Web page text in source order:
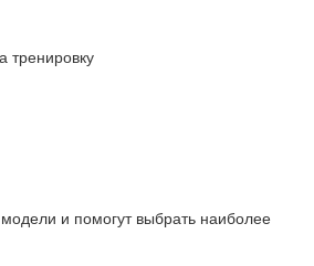
тренировку
и помогут выбрать наиболее